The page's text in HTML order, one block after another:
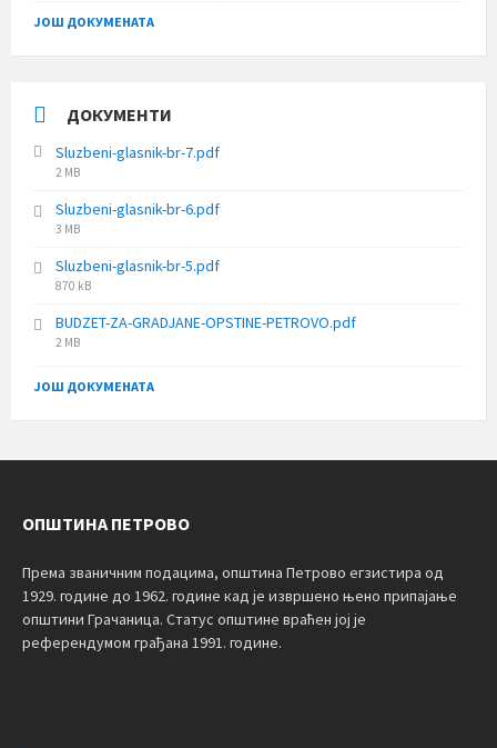
ЈОШ ДОКУМЕНАТА
ДОКУМЕНТИ
Sluzbeni-glasnik-br-7.pdf
File
2 MB
Sluzbeni-glasnik-br-6.pdf
File
3 MB
Sluzbeni-glasnik-br-5.pdf
File
870 kB
BUDZET-ZA-GRADJANE-OPSTINE-PETROVO.pdf
File
2 MB
ЈОШ ДОКУМЕНАТА
ОПШТИНА ПЕТРОВО
Према званичним подацима, општина Петрово егзистира од
1929. године до 1962. године кад је извршено њено припајање
општини Грачаница. Статус општине враћен јој је
референдумом грађана 1991. године.